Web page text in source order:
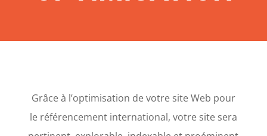
Grâce à l’optimisation de votre site Web pour
le référencement international, votre site sera